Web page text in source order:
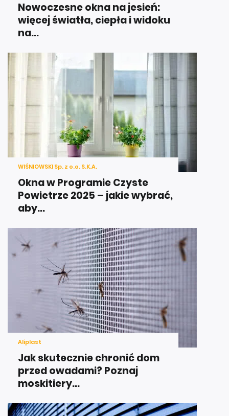
Nowoczesne okna na jesień:
więcej światła, ciepła i widoku
na...
WIŚNIOWSKI Sp. z o.o. S.K.A.
Okna w Programie Czyste
Powietrze 2025 – jakie wybrać,
aby...
Aliplast
Jak skutecznie chronić dom
przed owadami? Poznaj
moskitiery...